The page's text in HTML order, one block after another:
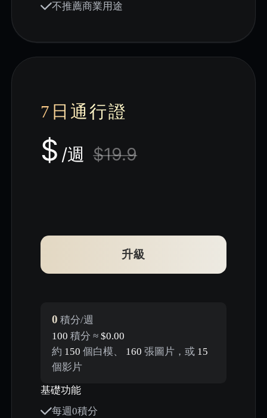
不推薦商業用途
7日通行證
$ /週 $19.9
升級
0 積分/週
100 積分 ≈$0.00
約 150 個白模、 160 張圖片，或 15
個影片
基礎功能
每週0積分